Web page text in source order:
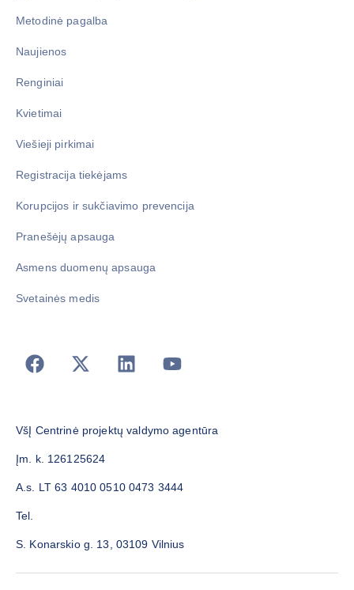
Metodinė pagalba
Naujienos
Renginiai
Kvietimai
Viešieji pirkimai
Registracija tiekėjams
Korupcijos ir sukčiavimo prevencija
Pranešėjų apsauga
Asmens duomenų apsauga
Svetainės medis
VšĮ Centrinė projektų valdymo agentūra
Įm. k. 126125624
A.s. LT 63 4010 0510 0473 3444
Tel.
S. Konarskio g. 13, 03109 Vilnius